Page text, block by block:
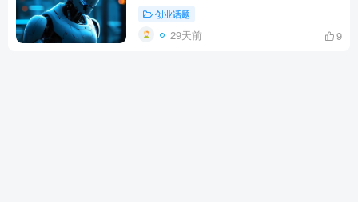
创业话题
29天前 9